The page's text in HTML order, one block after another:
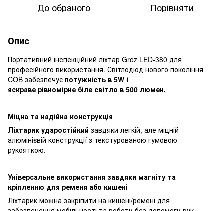
До обраного Порівняти
Опис
Портативний інспекційний ліхтар Groz LED-380 для
професійного використання. Світлодіод нового покоління
COB забезпечує потужність в 5W і
яскраве рівномірне біле світло в 500 люмен.
Міцна та надійна конструкція
Ліхтарик ударостійкий завдяки легкій, але міцній
алюмінієвій конструкції з текстурованою гумовою
рукояткою.
Універсальне використання завдяки магніту та
кріпленню для ременя або кишені
Ліхтарик можна закріпити на кишені/ремені для